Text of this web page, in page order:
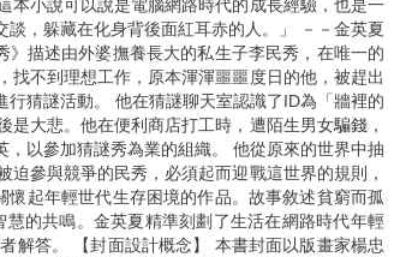
本小說可以說是電腦網路時代的成長經驗，也是一
，躲藏在化身背後面紅耳赤的人。」 －－金英夏
描述由外婆撫養長大的私生子李民秀，在唯一的
不到理想工作，原本渾渾噩噩度日的他，被趕出
猜謎活動。 他在猜謎聊天室認識了ID為「牆裡的
大悲。他在便利商店打工時，遭陌生男女騙錢，
以參加猜謎秀為業的組織。 他從原來的世界中抽
參與競爭的民秀，必須起而迎戰這世界的規則，
起年輕世代生存困境的作品。故事敘述貧窮而孤
的共鳴。金英夏精準刻劃了生活在網路時代年輕
解答。 【封面設計概念】 本書封面以版畫家楊忠